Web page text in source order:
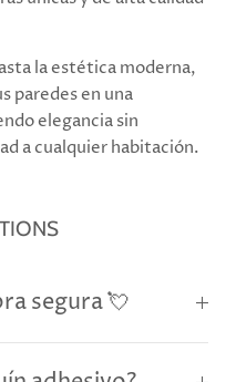
la estética moderna,
paredes en una
elegancia sin
a cualquier habitación.
segura 💘